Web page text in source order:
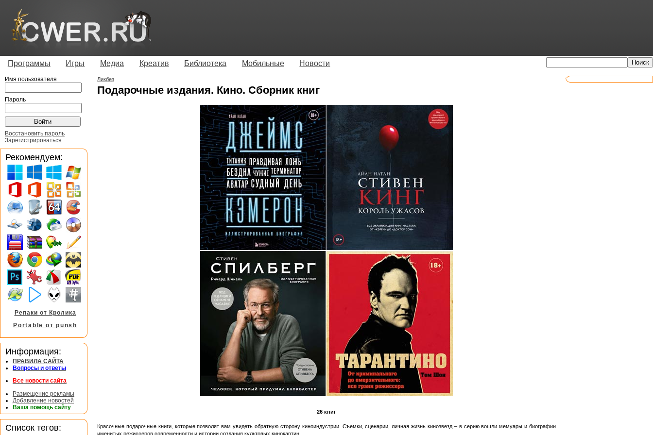
Программы Игры Медиа Креатив Библиотека Мобильные Новости
Ликбез
Подарочные издания. Кино. Сборник книг
26 книг
Красочные подарочные книги, которые позволят вам увидеть обратную сторону киноиндустрии. Съемки, сценарии, личная жизнь кинозвезд – в серию вошли мемуары и биографии
именитых режиссеров современности и истории создания культовых кинокартин.
Имя пользователя
Пароль
Восстановить пароль
Зарегистрироваться
Рекомендуем:
Репаки от Кролика
Portable от punsh
Информация:
ПРАВИЛА САЙТА
Вопросы и ответы
Все новости сайта
Размещение рекламы
Добавление новостей
Ваша помощь сайту
Список тегов: